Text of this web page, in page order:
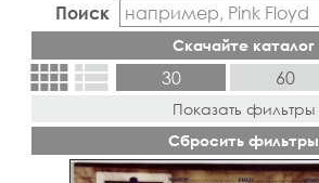
Поиск
Скачайте каталог
view_comfyview_list 30 60
Показать фильтры
Сбросить фильтры